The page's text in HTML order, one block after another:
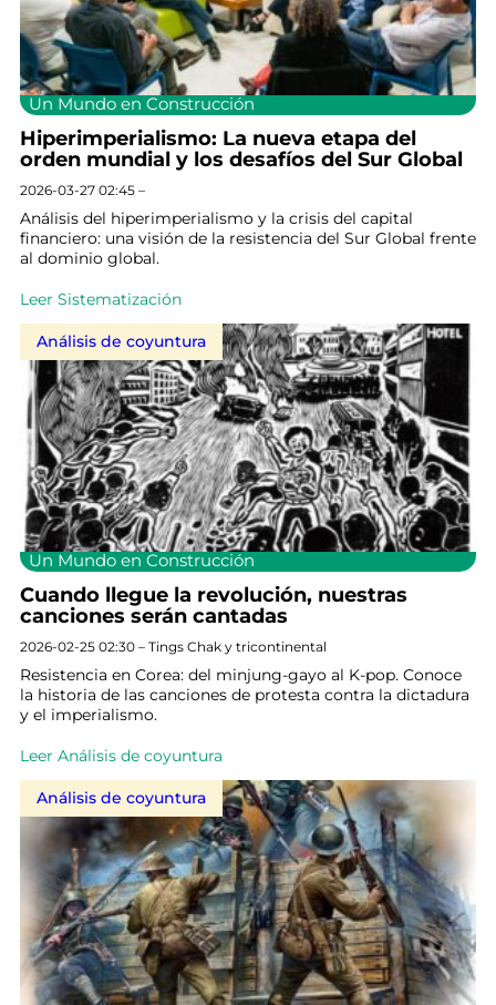
Un Mundo en Construcción
Hiperimperialismo: La nueva etapa del
orden mundial y los desafíos del Sur Global
2026-03-27 02:45 –
Análisis del hiperimperialismo y la crisis del capital
financiero: una visión de la resistencia del Sur Global frente
al dominio global.
Leer Sistematización
Análisis de coyuntura
Un Mundo en Construcción
Cuando llegue la revolución, nuestras
canciones serán cantadas
2026-02-25 02:30 – Tings Chak y tricontinental
Resistencia en Corea: del minjung-gayo al K-pop. Conoce
la historia de las canciones de protesta contra la dictadura
y el imperialismo.
Leer Análisis de coyuntura
Análisis de coyuntura